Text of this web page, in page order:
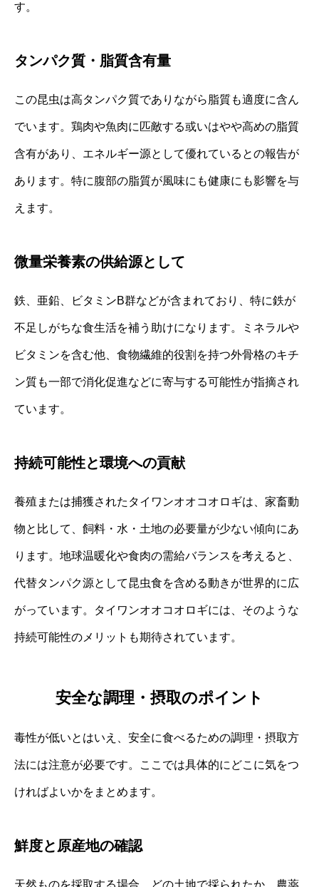
す。
タンパク質・脂質含有量
この昆虫は高タンパク質でありながら脂質も適度に含ん
でいます。鶏肉や魚肉に匹敵する或いはやや高めの脂質
含有があり、エネルギー源として優れているとの報告が
あります。特に腹部の脂質が風味にも健康にも影響を与
えます。
微量栄養素の供給源として
鉄、亜鉛、ビタミンB群などが含まれており、特に鉄が
不足しがちな食生活を補う助けになります。ミネラルや
ビタミンを含む他、食物繊維的役割を持つ外骨格のキチ
ン質も一部で消化促進などに寄与する可能性が指摘され
ています。
持続可能性と環境への貢献
養殖または捕獲されたタイワンオオコオロギは、家畜動
物と比して、飼料・水・土地の必要量が少ない傾向にあ
ります。地球温暖化や食肉の需給バランスを考えると、
代替タンパク源として昆虫食を含める動きが世界的に広
がっています。タイワンオオコオロギには、そのような
持続可能性のメリットも期待されています。
安全な調理・摂取のポイント
毒性が低いとはいえ、安全に食べるための調理・摂取方
法には注意が必要です。ここでは具体的にどこに気をつ
ければよいかをまとめます。
鮮度と原産地の確認
天然ものを採取する場合、どの土地で採られたか、農薬